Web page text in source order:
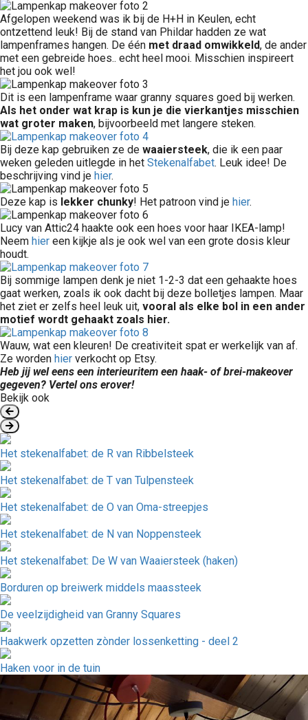
Afgelopen weekend was ik bij de H+H in Keulen, echt
ontzettend leuk! Bij de stand van Phildar hadden ze wat
lampenframes hangen. De één met draad omwikkeld, de ander
met een gebreide hoes.. echt heel mooi. Misschien inspireert
het jou ook wel!
Dit is een lampenframe waar granny squares goed bij werken.
Als het onder wat krap is kun je die vierkantjes misschien
wat groter maken, bijvoorbeeld met langere steken.
Bij deze kap gebruiken ze de waaiersteek, die ik een paar
weken geleden uitlegde in het Stekenalfabet. Leuk idee! De
beschrijving vind je hier.
Deze kap is lekker chunky! Het patroon vind je hier.
Lucy van Attic24 haakte ook een hoes voor haar IKEA-lamp!
Neem hier een kijkje als je ook wel van een grote dosis kleur
houdt.
Bij sommige lampen denk je niet 1-2-3 dat een gehaakte hoes
gaat werken, zoals ik ook dacht bij deze bolletjes lampen. Maar
het ziet er zelfs heel leuk uit, vooral als elke bol in een ander
motief wordt gehaakt zoals hier.
Wauw, wat een kleuren! De creativiteit spat er werkelijk van af.
Ze worden hier verkocht op Etsy.
Heb jij wel eens een interieuritem een haak- of brei-makeover
gegeven? Vertel ons erover!
Bekijk ook
Het stekenalfabet: de R van Ribbelsteek
Het stekenalfabet: de T van Tulpensteek
Het stekenalfabet: de O van Oma-streepjes
Het stekenalfabet: de N van Noppensteek
Het stekenalfabet: De W van Waaiersteek (haken)
Borduren op breiwerk middels maassteek
De veelzijdigheid van Granny Squares
Haakwerk opzetten zònder lossenketting - deel 2
Haken voor in de tuin